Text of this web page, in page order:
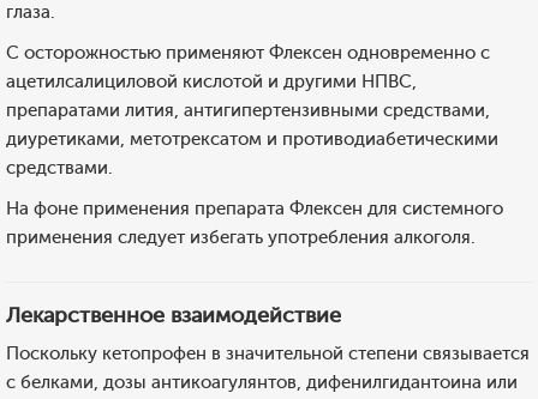
глаза.
С осторожностью применяют Флексен одновременно с
ацетилсалициловой кислотой и другими НПВС,
препаратами лития, антигипертензивными средствами,
диуретиками, метотрексатом и противодиабетическими
средствами.
На фоне применения препарата Флексен для системного
применения следует избегать употребления алкоголя.
Лекарственное взаимодействие
Поскольку кетопрофен в значительной степени связывается
с белками, дозы антикоагулянтов, дифенилгидантоина или